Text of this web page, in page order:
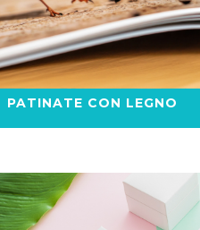
PATINATE CON LEGNO